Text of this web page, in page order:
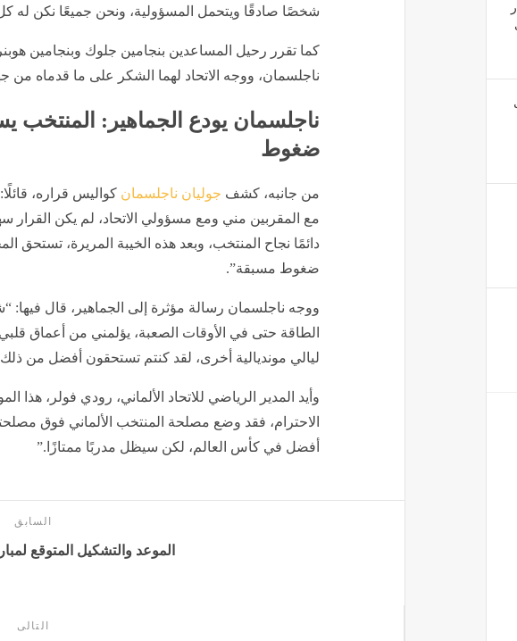
شخصًا صادقًا ويتحمل المسؤولية، ونحن جميعًا نكن له كل
كما تقرر رحيل المساعدين بنجامين جلوك وبنجامين
ناجلسمان، ووجه الاتحاد لهما الشكر على ما قدماه من
ناجلسمان يودع الجماهير: المنتخب
ضغوط
من جانبه، كشف جوليان ناجلسمان كواليس قراره،
مع المقربين مني ومع مسؤولي الاتحاد، لم يكن القرار
دائمًا نجاح المنتخب، وبعد هذه الخيبة المريرة،
ضغوط مسبقة”.
ووجه ناجلسمان رسالة مؤثرة إلى الجماهير، قال فيها:
الطاقة حتى في الأوقات الصعبة، يؤلمني من أعماق قلبي
ليالي مونديالية أخرى، لقد كنتم تستحقون أفضل من ذلك
وأيد المدير الرياضي للاتحاد الألماني، رودي فولر، هذا
الاحترام، فقد وضع مصلحة المنتخب الألماني فوق
أفضل في كأس العالم، لكن سيظل مدربًا ممتازًا.”
السابق
الموعد والتشكيل المتوقع
التالى